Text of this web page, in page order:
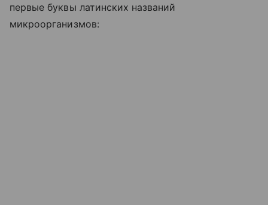
первые буквы латинских названий
микроорганизмов: